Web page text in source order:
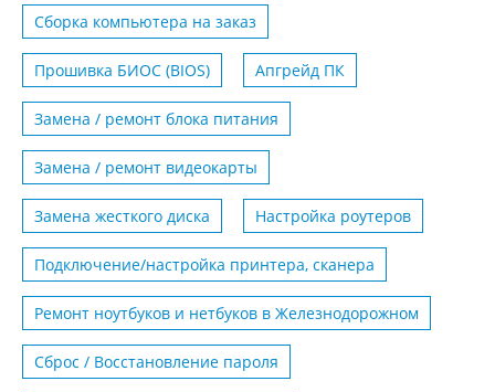
Сборка компьютера на заказ
Прошивка БИОС (BIOS) Апгрейд ПК
Замена / ремонт блока питания
Замена / ремонт видеокарты
Замена жесткого диска Настройка роутеров
Подключение/настройка принтера, сканера
Ремонт ноутбуков и нетбуков в Железнодорожном
Сброс / Восстановление пароля